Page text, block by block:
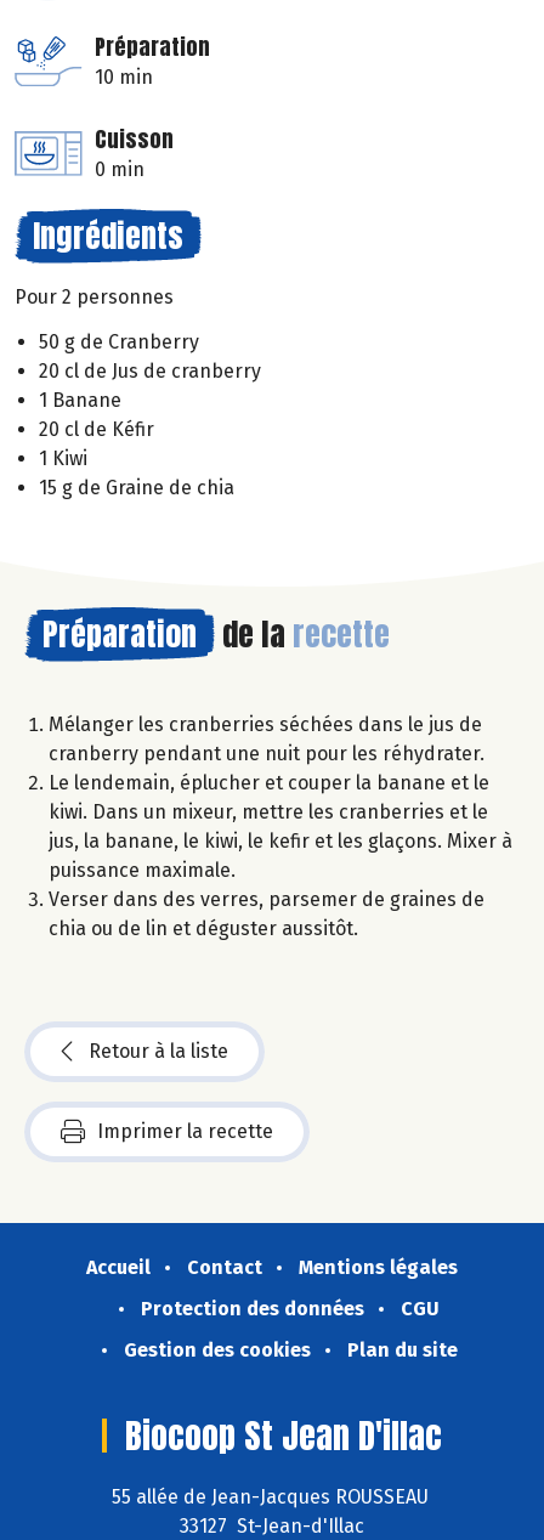
Préparation
10 min
Cuisson
0 min
Ingrédients
Pour 2 personnes
50 g de Cranberry
20 cl de Jus de cranberry
1 Banane
20 cl de Kéfir
1 Kiwi
15 g de Graine de chia
Préparation de la recette
Mélanger les cranberries séchées dans le jus de
cranberry pendant une nuit pour les réhydrater.
Le lendemain, éplucher et couper la banane et le
kiwi. Dans un mixeur, mettre les cranberries et le
jus, la banane, le kiwi, le kefir et les glaçons. Mixer à
puissance maximale.
Verser dans des verres, parsemer de graines de
chia ou de lin et déguster aussitôt.
Retour à la liste
Imprimer la recette
Accueil Contact
Mentions légales
Protection des données
CGU
Gestion des cookies
Plan du site
Biocoop St Jean D'illac
55 allée de Jean-Jacques ROUSSEAU
33127 St-Jean-d'Illac